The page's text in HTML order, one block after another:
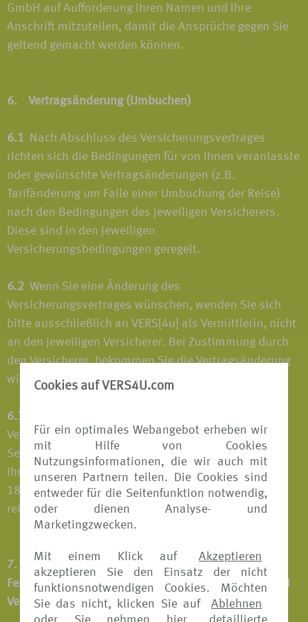
Cookies auf VERS4U.com
Für ein optimales Webangebot erheben wir
mit Hilfe von Cookies
Nutzungsinformationen, die wir auch mit
unseren Partnern teilen. Die Cookies sind
entweder für die Seitenfunktion notwendig,
oder dienen Analyse- und
Marketingzwecken.
Mit einem Klick auf
Akzeptieren
akzeptieren Sie den Einsatz der nicht
funktionsnotwendigen Cookies. Möchten
Sie das nicht, klicken Sie auf
Ablehnen
GmbH auf Aufforderung Ihren Namen und Ihre
Anschrift mitzuteilen, damit die Ansprüche gegen Sie
geltend gemacht werden können.
6. Vertragsänderung (Umbuchen)
6.1 Nach Abschluss des Versicherungsvertrages
richten sich die Bedingungen für von Ihnen veranlasste
oder gewünschte Vertragsänderungen (z.B.
Tarifänderung um Falle einer Umbuchung der Reise)
nach den Bedingungen des jeweiligen Versicherers.
Diese sind in den jeweiligen
Versicherungsbedingungen geregelt.
6.2 Wenn Sie eine Änderung des
Versicherungsvertrages wünschen, wenden Sie sich
bitte ausschließlich an VERS[4u] als Vermittlerin, nicht
an den jeweiligen Versicherer. Bei Zustimmung durch
den Versicherer, bekommen Sie die Vertragsänderung
wiederum ausschließlich von VERS[4u] übermittelt.
6.3
Vertragsänderungen werden Sie durch das Internet
Service Center von VERS[4u] begleitet. Dieses steht
Ihnen von Montag bis Freitag in der Zeit von 9.00 bis
18.00 Uhr unter 0511-567 87036 sowie
reiseversicherungen@tui.de zur Verfügung.
7. Informationen für Verbraucher bei
Fernabsatzverträgen sowie Kundeninformationen bei
Verträgen im elektronischen Geschäftsverkehr